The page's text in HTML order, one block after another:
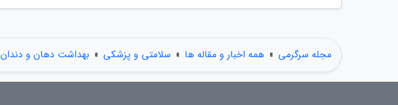
مجله سرگرمی » همه اخبار و مقاله ها » سلامتی و پزشکی » بهداشت دهان و دندان